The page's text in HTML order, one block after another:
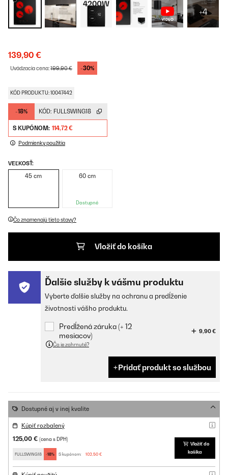
+4
139,90 €
Uvádzacia cena:199,90 € -30%
KÓD PRODUKTU: 10047442
-18% KÓD: FULLSWING18
S KUPÓNOM: 114,72 €
Podmienky použitia
VEĽKOSŤ:
45 cm 60 cm
Dostupné
Čo znamenajú tieto stavy?
Vložiť do košíka
Ďalšie služby k vášmu produktu
Vyberte ďalšie služby na ochranu a predĺženie
životnosti vášho produktu.
Predĺžená záruka (+ 12
mesiacov)
9,90 €
Čo je zahrnuté?
Pridať produkt so službou
Dostupné aj v inej kvalite
Kúpiť rozbalený
125,00 € (cena s DPH)
FULLSWING18 -18% S kupónom: 102,50 €
Vložiť do
košíka